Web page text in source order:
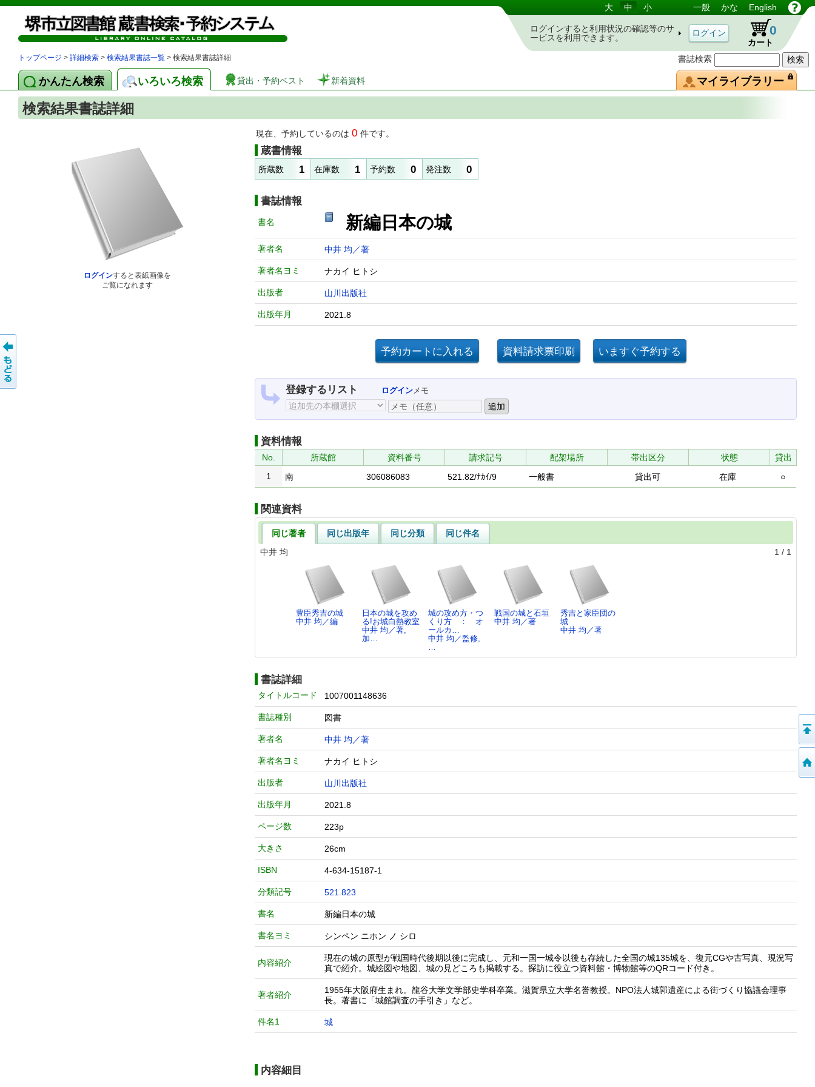
図書館 蔵書検索・予約システム
書誌検索
大 中 小 一般 かな English
ログインすると利用状況の確認等のサ
ービスを利用できます。
カート
0
トップページ > 詳細検索 > 検索結果書誌一覧 > 検索結果書誌詳細
かんたん検索 いろいろ検索 貸出・予約ベスト 新着資料 マイライブラリー
検索結果書誌詳細
ログインすると表紙画像を
ご覧になれます
現在、予約しているのは 0 件です。
蔵書情報
所蔵数 1 在庫数 1 予約数 0 発注数 0
書誌情報
書名 新編日本の城
著者名 中井 均／著
著者名ヨミ ナカイ ヒトシ
出版者 山川出版社
出版年月 2021.8
登録するリスト ログインメモ
資料情報
No. 所蔵館 資料番号 請求記号 配架場所 帯出区分 状態
貸出
1
南 306086083 521.82/ﾅｶｲ/9 一般書 貸出可 在庫 ○
関連資料
同じ著者 同じ出版年 同じ分類
同じ件名
中井 均
1 / 1
豊臣秀吉の城
中井 均／編
日本の城を攻め
る!お城白熱教室
中井 均／著,
加…
城の攻め方・つ
くり方 ： オ
ールカ…
中井 均／監修,
…
戦国の城と石垣
中井 均／著
秀吉と家臣団の
城
中井 均／著
書誌詳細
タイトルコード 1007001148636
書誌種別 図書
著者名 中井 均／著
著者名ヨミ ナカイ ヒトシ
出版者 山川出版社
出版年月 2021.8
ページ数 223p
大きさ 26cm
ISBN 4-634-15187-1
分類記号 521.823
書名 新編日本の城
書名ヨミ シンペン ニホン ノ シロ
内容紹介
現在の城の原型が戦国時代後期以後に完成し、元和一国一城令以後も存続した全国の城135城を、復元CGや古写真、現況写
真で紹介。城絵図や地図、城の見どころも掲載する。探訪に役立つ資料館・博物館等のQRコード付き。
著者紹介
1955年大阪府生まれ。龍谷大学文学部史学科卒業。滋賀県立大学名誉教授。NPO法人城郭遺産による街づくり協議会理事
長。著書に「城館調査の手引き」など。
件名1 城
内容細目